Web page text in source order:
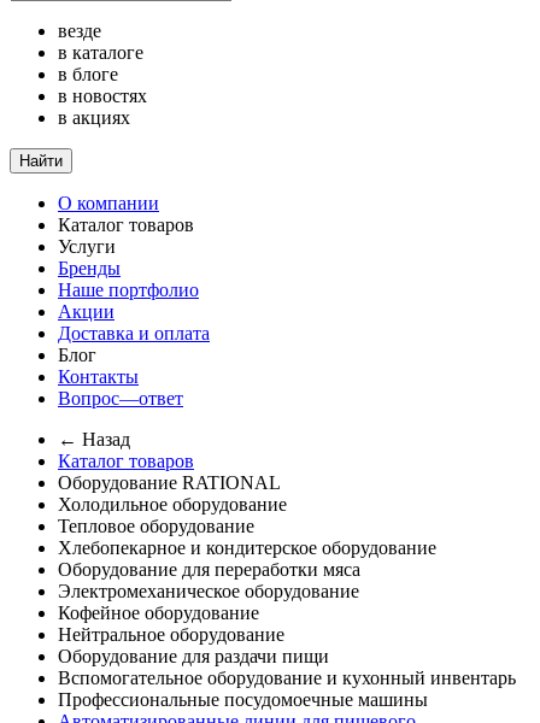
везде
в каталоге
в блоге
в новостях
в акциях
Найти
О компании
Каталог товаров
Услуги
Бренды
Наше портфолио
Акции
Доставка и оплата
Блог
Контакты
Вопрос—ответ
← Назад
Каталог товаров
Оборудование RATIONAL
Холодильное оборудование
Тепловое оборудование
Хлебопекарное и кондитерское оборудование
Оборудование для переработки мяса
Электромеханическое оборудование
Кофейное оборудование
Нейтральное оборудование
Оборудование для раздачи пищи
Вспомогательное оборудование и кухонный инвентарь
Профессиональные посудомоечные машины